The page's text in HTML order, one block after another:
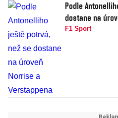
Podle
dostane na
F1 Sport